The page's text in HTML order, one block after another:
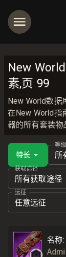
New
素,页 99
New World数据
在New World指
器的所有套装物
特长
等级
所
获取途径
所有获取途径
远征
任意远征
名称: